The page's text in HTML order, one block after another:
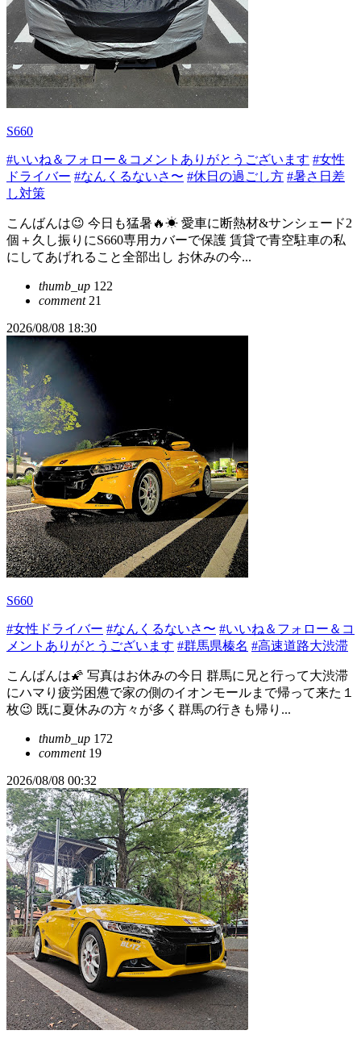
S660
#いいね＆フォロー＆コメントありがとうございます #女性
ドライバー #なんくるないさ〜 #休日の過ごし方 #暑さ日差
し対策
こんばんは😉 今日も猛暑🔥☀ 愛車に断熱材&サンシェード2
個＋久し振りにS660専用カバーで保護 賃貸で青空駐車の私
にしてあげれること全部出し お休みの今...
thumb_up 122
comment21
2026/08/08 18:30
S660
#女性ドライバー #なんくるないさ〜 #いいね＆フォロー＆コ
メントありがとうございます #群馬県榛名 #高速道路大渋滞
こんばんは🌠 写真はお休みの今日 群馬に兄と行って大渋滞
にハマり疲労困憊で家の側のイオンモールまで帰って来た１
枚😉 既に夏休みの方々が多く群馬の行きも帰り...
thumb_up 172
comment19
2026/08/08 00:32